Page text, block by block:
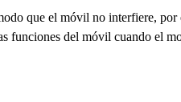
que el móvil no interfiere,
funciones del móvil cuando el